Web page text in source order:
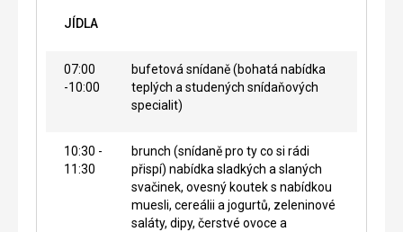
JÍDLA
07:00
-10:00
bufetová snídaně (bohatá nabídka
teplých a studených snídaňových
specialit)
10:30 -
11:30
brunch (snídaně pro ty co si rádi
přispí) nabídka sladkých a slaných
svačinek, ovesný koutek s nabídkou
muesli, cereálii a jogurtů, zeleninové
saláty, dipy, čerstvé ovoce a